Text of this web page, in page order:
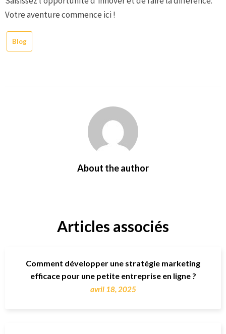
Votre aventure commence ici !
Blog
About the author
Articles associés
Comment développer une stratégie marketing
efficace pour une petite entreprise en ligne ?
avril 18, 2025